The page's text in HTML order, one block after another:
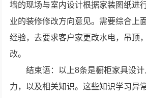
墙的现场与室内设计根据家装图纸进
业的装修修改方向意见。需要综合上
经验，去要求客户家更改水电，吊顶
改。
结束语：以上8条是橱柜家具设
力，以及相关知识。这些知识学习异